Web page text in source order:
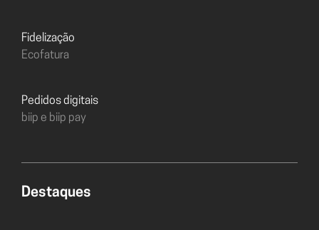
Fidelização
Ecofatura
Pedidos digitais
biip e biip pay
Destaques